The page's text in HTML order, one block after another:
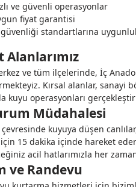
ve güvenli operasyonlar
fiyat garantisi
standartlarına
Alanlarımız
ve tüm ilçelerinde, İç
Kırsal alanlar, sanayi
kuyu operasyonları
Müdahalesi
çevresinde kuyuya düşen
15 dakika içinde hareket
acil hatlarımızla her zaman
ve Randevu